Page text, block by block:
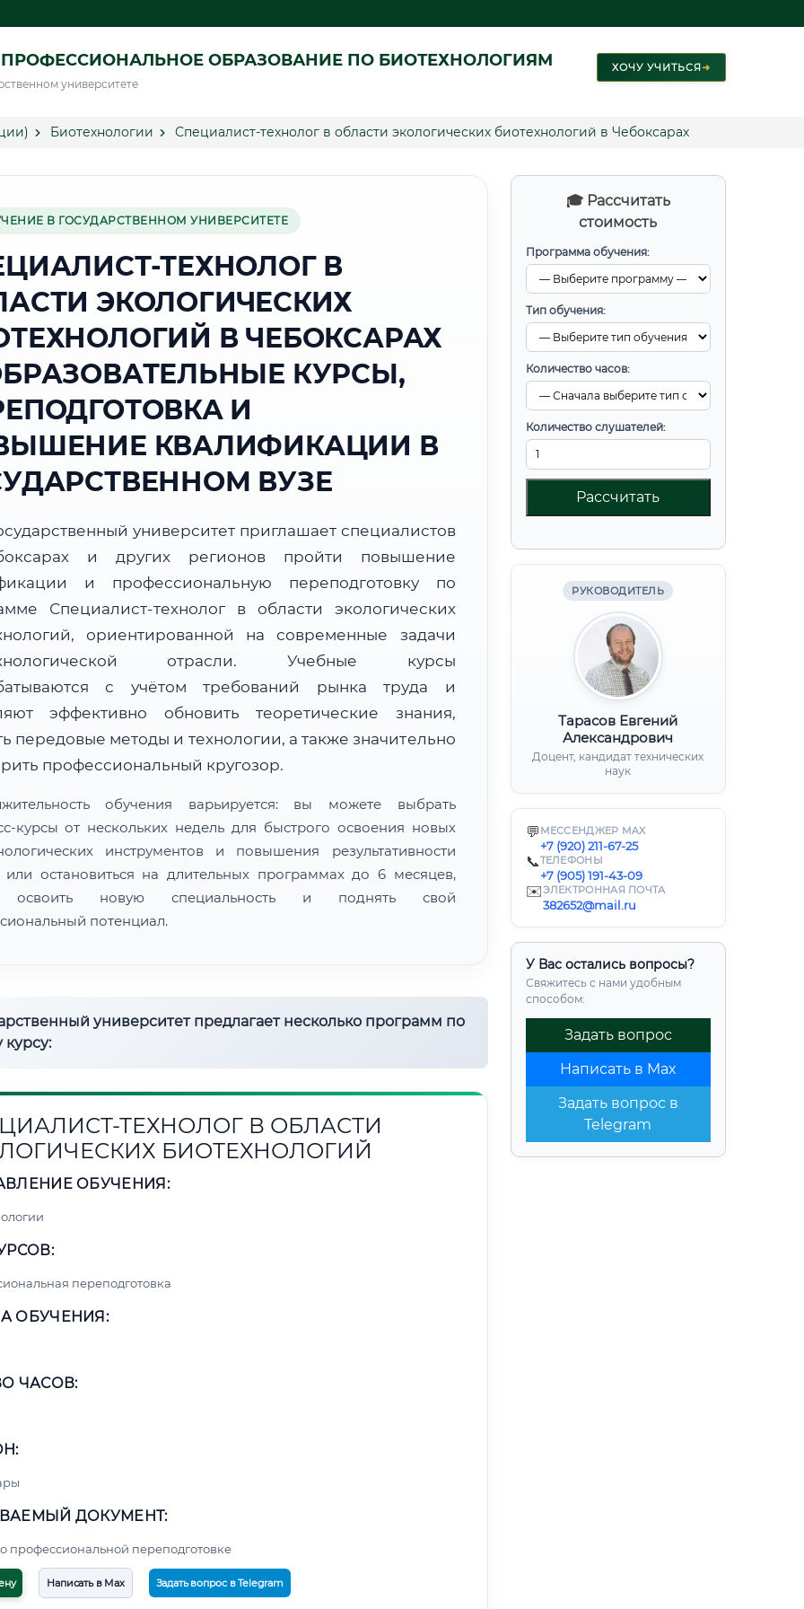
ОБРАЗОВАНИЕ ПО БИОТЕХНОЛОГИЯМ
университете
ХОЧУ УЧИТЬСЯ➜
Биотехнологии Специалист-технолог в области экологических биотехнологий в Чебоксарах
🎓 Рассчитать
стоимость
Программа обучения:
Тип обучения:
Количество часов:
Количество слушателей:
Рассчитать
РУКОВОДИТЕЛЬ
Тарасов Евгений
Александрович
Доцент, кандидат технических
наук
💬 МЕССЕНДЖЕР MAX
+7 (920) 211-67-25
📞ТЕЛЕФОНЫ
+7 (905) 191-43-09
✉️ЭЛЕКТРОННАЯ ПОЧТА
382652@mail.ru
У Вас остались вопросы?
Свяжитесь с нами удобным
способом:
Задать вопрос
Написать в Max
Задать вопрос в
Telegram
В ГОСУДАРСТВЕННОМ УНИВЕРСИТЕТЕ
ТЕХНОЛОГ В
ЭКОЛОГИЧЕСКИХ
В ЧЕБОКСАРАХ
КУРСЫ,
И
КВАЛИФИКАЦИИ В
ВУЗЕ
университет приглашает специалистов
и других регионов пройти повышение
и профессиональную переподготовку по
Специалист-технолог в области экологических
ориентированной на современные задачи
отрасли. Учебные курсы
с учётом требований рынка труда и
эффективно обновить теоретические знания,
передовые методы и технологии, а также значительно
профессиональный кругозор.
обучения варьируется: вы можете выбрать
курсы от нескольких недель для быстрого освоения новых
инструментов и повышения результативности
или остановиться на длительных программах до 6 месяцев,
освоить новую специальность и поднять свой
потенциал.
университет предлагает несколько программ по
ТЕХНОЛОГ В ОБЛАСТИ
БИОТЕХНОЛОГИЙ
ОБУЧЕНИЯ:
переподготовка
ОБУЧЕНИЯ:
ЧАСОВ:
ДОКУМЕНТ:
профессиональной переподготовке
Написать в Max Задать вопрос в Telegram